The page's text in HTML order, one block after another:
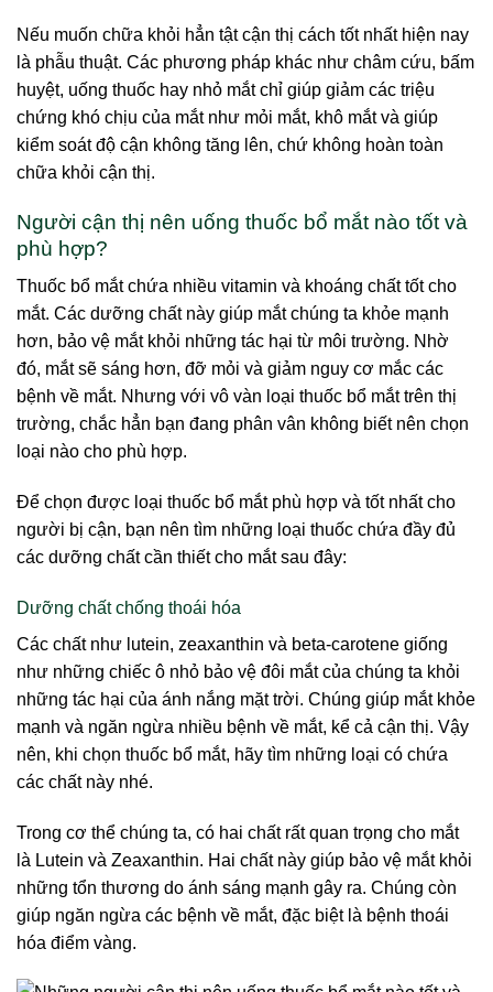
Nếu muốn chữa khỏi hẳn tật cận thị cách tốt nhất hiện nay
là phẫu thuật. Các phương pháp khác như châm cứu, bấm
huyệt, uống thuốc hay nhỏ mắt chỉ giúp giảm các triệu
chứng khó chịu của mắt như mỏi mắt, khô mắt và giúp
kiểm soát độ cận không tăng lên, chứ không hoàn toàn
chữa khỏi cận thị.
Người cận thị nên uống thuốc bổ mắt nào tốt và
phù hợp?
Thuốc bổ mắt chứa nhiều vitamin và khoáng chất tốt cho
mắt. Các dưỡng chất này giúp mắt chúng ta khỏe mạnh
hơn, bảo vệ mắt khỏi những tác hại từ môi trường. Nhờ
đó, mắt sẽ sáng hơn, đỡ mỏi và giảm nguy cơ mắc các
bệnh về mắt. Nhưng với vô vàn loại thuốc bổ mắt trên thị
trường, chắc hẳn bạn đang phân vân không biết nên chọn
loại nào cho phù hợp.
Để chọn được loại thuốc bổ mắt phù hợp và tốt nhất cho
người bị cận, bạn nên tìm những loại thuốc chứa đầy đủ
các dưỡng chất cần thiết cho mắt sau đây:
Dưỡng chất chống thoái hóa
Các chất như lutein, zeaxanthin và beta-carotene giống
như những chiếc ô nhỏ bảo vệ đôi mắt của chúng ta khỏi
những tác hại của ánh nắng mặt trời. Chúng giúp mắt khỏe
mạnh và ngăn ngừa nhiều bệnh về mắt, kể cả cận thị. Vậy
nên, khi chọn thuốc bổ mắt, hãy tìm những loại có chứa
các chất này nhé.
Trong cơ thể chúng ta, có hai chất rất quan trọng cho mắt
là Lutein và Zeaxanthin. Hai chất này giúp bảo vệ mắt khỏi
những tổn thương do ánh sáng mạnh gây ra. Chúng còn
giúp ngăn ngừa các bệnh về mắt, đặc biệt là bệnh thoái
hóa điểm vàng.